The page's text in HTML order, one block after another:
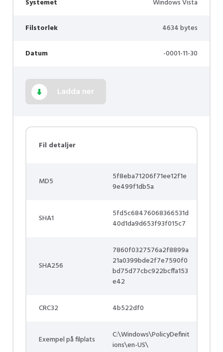
Systemet Windows Vista
Filstorlek 4634 bytes
Datum -0001-11-30
Ladda ner
Fil detaljer
MD5
5f8eba71206f71ee12f1e
9e499f1db5a
SHA1
5fd5c68476068366531d
40d1da9d653f93f015c7
SHA256
7860f0327576a2f8899a
21a0399bde2f7e7590f0
bd75d77cbc922bcffa153
e42
CRC32 4b522df0
Exempel på filplats
C:\Windows\PolicyDefinit
ions\en-US\